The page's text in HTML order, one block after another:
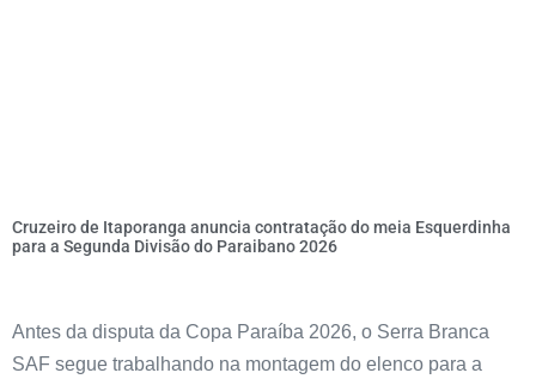
Cruzeiro de Itaporanga anuncia contratação do meia Esquerdinha
para a Segunda Divisão do Paraibano 2026
Antes da disputa da Copa Paraíba 2026, o Serra Branca
SAF segue trabalhando na montagem do elenco para a